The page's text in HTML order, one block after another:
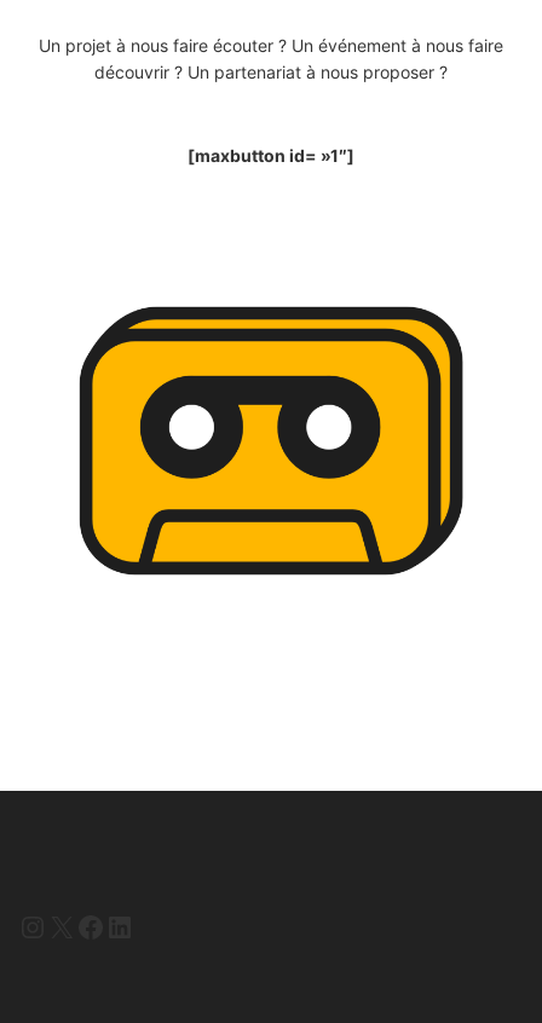
Un projet à nous faire écouter ? Un événement à nous faire
découvrir ? Un partenariat à nous proposer ?
[maxbutton id= »1″]